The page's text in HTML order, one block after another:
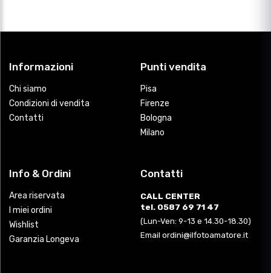
Informazioni
Chi siamo
Condizioni di vendita
Contatti
Punti vendita
Pisa
Firenze
Bologna
Milano
Info & Ordini
Area riservata
I miei ordini
Wishlist
Garanzia Longeva
Contatti
CALL CENTER
tel. 0587 69 71 47
(Lun-Ven: 9-13 e 14.30-18.30)
Email ordini@ilfotoamatore.it